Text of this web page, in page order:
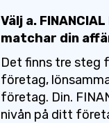
Välj a.
matchar din
Det finns tre steg
företag,
företag. Din.
nivån på ditt